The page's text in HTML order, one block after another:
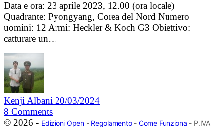
Data e ora: 23 aprile 2023, 12.00 (ora locale)
Quadrante: Pyongyang, Corea del Nord Numero
uomini: 12 Armi: Heckler & Koch G3 Obiettivo:
catturare un…
Kenji Albani 20/03/2024
8 Comments
© 2026 - Edizioni Open- Regolamento- Come Funziona - P.IVA